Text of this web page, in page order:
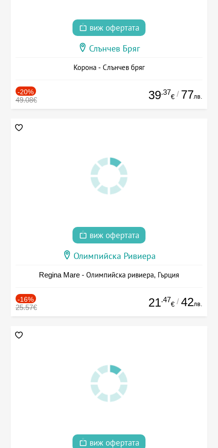
виж офертата
Слънчев Бряг
Корона - Слънчев бряг
-20%
49.08€ 39.37
€ / 77лв.
виж офертата
Олимпийска Ривиера
Regina Mare - Олимпийска ривиера, Гърция
-16%
25.57€ 21.47
€ / 42лв.
виж офертата